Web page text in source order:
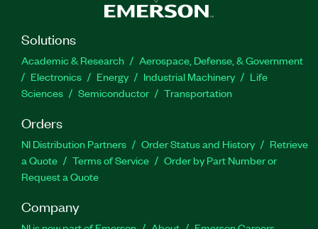
Solutions
Academic & Research
Aerospace, Defense, & Government
Electronics
Energy Industrial Machinery
Life
Sciences
Semiconductor Transportation
Orders
NI Distribution Partners Order Status and History
Retrieve
a Quote
Terms of Service
Order by Part Number or
Request a Quote
Company